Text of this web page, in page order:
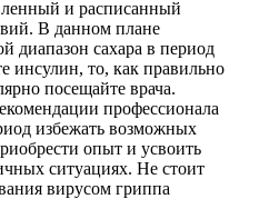
и расписанный
В данном плане
диапазон сахара в период
инсулин, то, как правильно
посещайте врача.
профессионала
избежать возможных
опыт и усвоить
ситуациях. Не стоит
вирусом гриппа